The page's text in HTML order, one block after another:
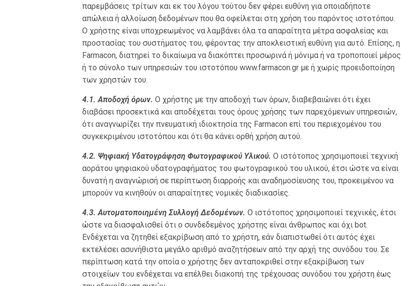
παρεμβάσεις τρίτων και εκ του λόγου τούτου δεν φέρει ευθύνη για οποιαδήποτε
απώλεια ή αλλοίωση δεδομένων που θα οφείλεται στη χρήση του παρόντος ιστοτόπου.
Ο χρήστης είναι υποχρεωμένος να λαμβάνει όλα τα απαραίτητα μέτρα ασφαλείας και
προστασίας του συστήματος του, φέροντας την αποκλειστική ευθύνη για αυτό. Επίσης, η
Farmacon, διατηρεί το δικαίωμα να διακόπτει προσωρινά ή μόνιμα ή να τροποποιεί μέρος
ή το σύνολο των υπηρεσιών του ιστοτόπου www.farmacon.gr με ή χωρίς προειδοποίηση
των χρηστών του.
4.1. Αποδοχή όρων. Ο χρήστης με την αποδοχή των όρων, διαβεβαιώνει ότι έχει
διαβάσει προσεκτικά και αποδέχεται τους όρους χρήσης των παρεχόμενων υπηρεσιών,
ότι αναγνωρίζει την πνευματική ιδιοκτησία της Farmacon επί του περιεχομένου του
συγκεκριμένου ιστοτόπου και ότι θα κάνει ορθή χρήση αυτού.
4.2. Ψηφιακή Υδατογράφηση Φωτογραφικού Υλικού. Ο ιστότοπος χρησιμοποιεί τεχνική
αοράτου ψηφιακού υδατογραφήματος του φωτογραφικού του υλικού, έτσι ώστε να είναι
δυνατή η αναγνώρισή σε περίπτωση διαρροής και αναδημοσίευσης του, προκειμένου να
μπορούν να κινηθούν οι απαραίτητες νομικές διαδικασίες.
4.3. Αυτοματοποιημένη Συλλογή Δεδομένων. Ο ιστότοπος χρησιμοποιεί τεχνικές, έτσι
ώστε να διασφαλισθεί ότι ο συνδεδεμένος χρήστης είναι άνθρωπος και όχι bot.
Ενδέχεται να ζητηθεί εξακρίβωση από το χρήστη, εάν διαπιστωθεί ότι αυτός έχει
εκτελέσει ασυνήθιστα μεγάλο αριθμό αναζητήσεων από την αρχή της συνόδου του. Σε
περίπτωση κατά την οποία ο χρήστης δεν ανταποκριθεί στην εξακρίβωση των
στοιχείων του ενδέχεται να επέλθει διακοπή της τρέχουσας συνόδου του χρήστη έως